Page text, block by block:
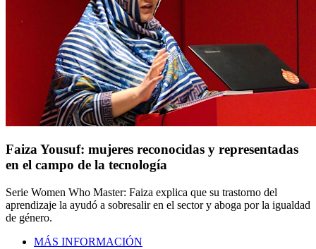
Faiza Yousuf: mujeres reconocidas y representadas
en el campo de la tecnología
Serie Women Who Master: Faiza explica que su trastorno del
aprendizaje la ayudó a sobresalir en el sector y aboga por la igualdad
de género.
MÁS INFORMACIÓN